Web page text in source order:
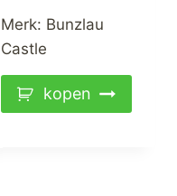
Merk: Bunzlau
Castle
kopen